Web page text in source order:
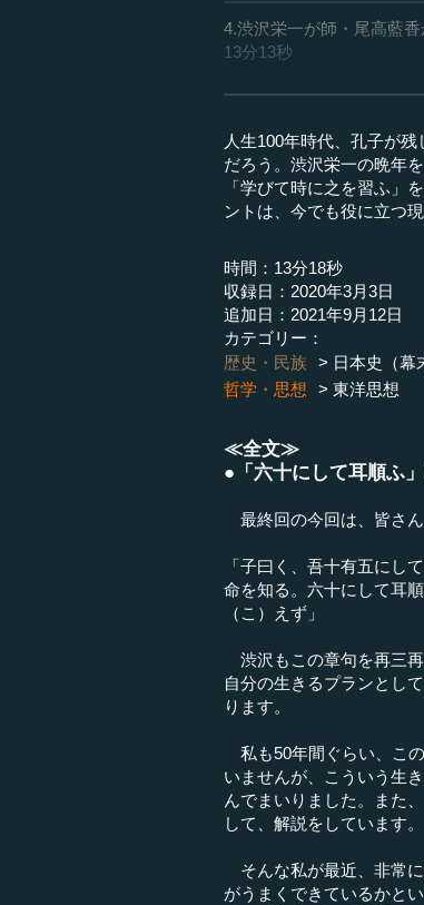
4.渋沢栄一が師・尾高藍
13分13秒
人生100年時代、孔子が
だろう。渋沢栄一の晩年
「学びて時に之を習ふ」
ントは、今でも役に立つ
時間：13分18秒
収録日：2020年3月3日
追加日：2021年9月12日
カテゴリー：
歴史・民族
日本史（幕
哲学・思想
東洋思想
≪全文≫
●「六十にして耳順ふ
最終回の今回は、皆さん
「子曰く、吾十有五にし
命を知る。六十にして耳
（こ）えず」
渋沢もこの章句を再三
自分の生きるプランとし
ります。
私も50年間ぐらい、こ
いませんが、こういう生
んでまいりました。また
して、解説をしています。
そんな私が最近、非常
がうまくできているかと